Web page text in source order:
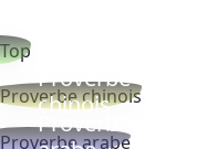
Proverbe
chinois
Proverbe